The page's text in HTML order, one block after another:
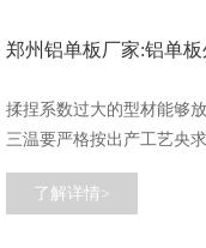
郑州铝单板厂家:铝单
揉捏系数过大的型材能够
三温要严格按出产工艺央
了解详情>